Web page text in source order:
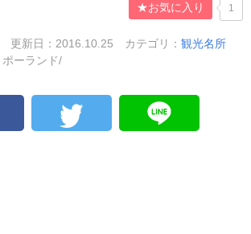
★お気に入り 1
更新日：2016.10.25 カテゴリ： 観光名所
ーランド/